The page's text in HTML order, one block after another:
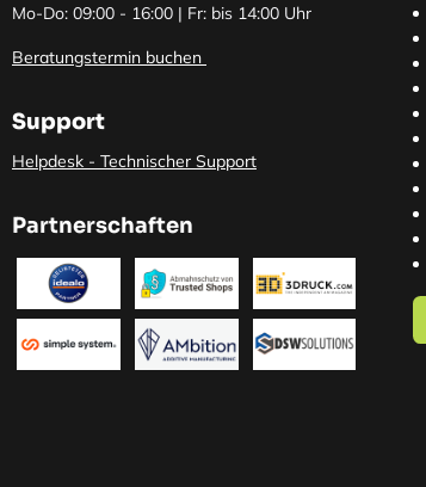
Mo-Do: 09:00 - 16:00 | Fr: bis 14:00 Uhr
Beratungstermin buchen
Support
Helpdesk - Technischer Support
Partnerschaften